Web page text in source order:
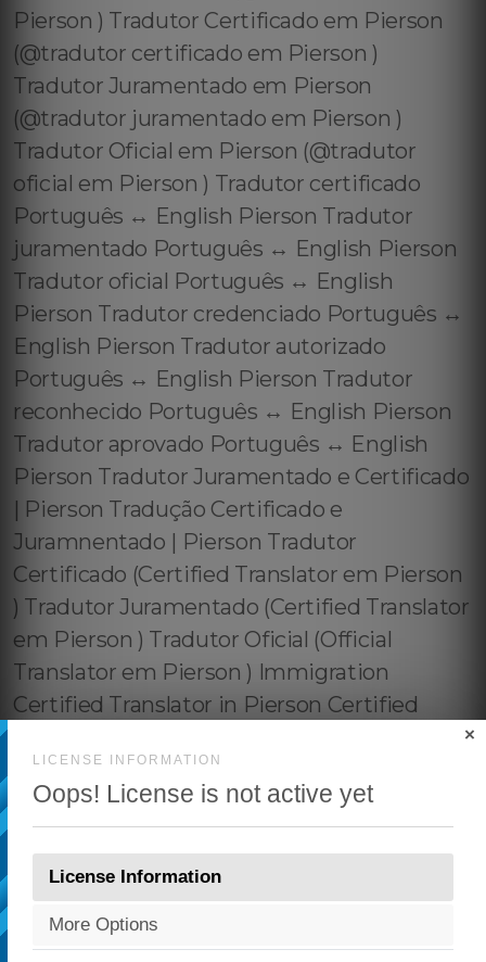
LICENSE INFORMATION
Oops! License is not active yet
×
License Information
More Options